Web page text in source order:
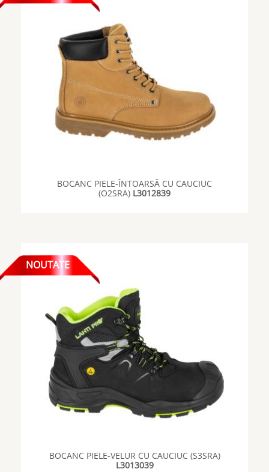
BOCANC PIELE-ÎNTOARSĂ CU CAUCIUC
(O2SRA) L3012839
NOUTATE
BOCANC PIELE-VELUR CU CAUCIUC (S3SRA)
L3013039